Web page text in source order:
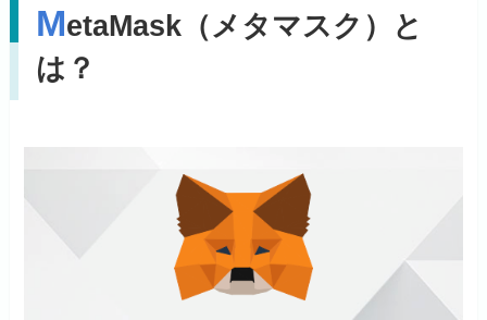
MetaMask（メタマスク）と
は？